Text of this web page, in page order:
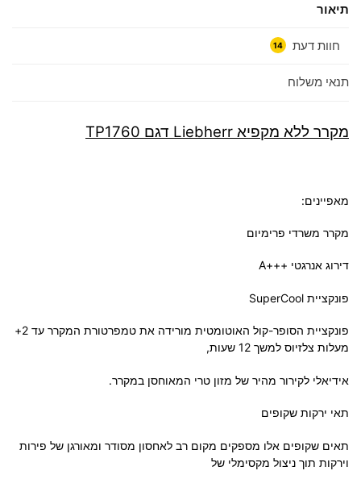
תיאור
חוות דעת 14
תנאי משלוח
מקרר ‏ללא מקפיא Liebherr דגם TP1760
מאפיינים:
מקרר משרדי פרימיום
דירוג אנרגטי +++A
פונקציית SuperCool
פונקציית הסופר-קול האוטומטית מורידה את טמפרטורת המקרר עד 2+
מעלות צלזיוס למשך 12 שעות,
אידיאלי לקירור מהיר של מזון טרי המאוחסן במקרר.
תאי ירקות שקופים
תאים שקופים אלו מספקים מקום רב לאחסון מסודר ומאורגן של פירות
וירקות תוך ניצול מקסימלי של